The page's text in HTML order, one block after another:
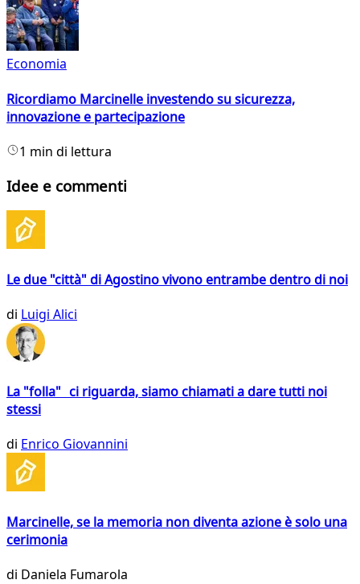
Economia
Ricordiamo Marcinelle investendo su sicurezza,
innovazione e partecipazione
1 min di lettura
Idee e commenti
Le due "città" di Agostino vivono entrambe dentro di noi
di Luigi Alici
La "folla" ci riguarda, siamo chiamati a dare tutti noi
stessi
di Enrico Giovannini
Marcinelle, se la memoria non diventa azione è solo una
cerimonia
di Daniela Fumarola